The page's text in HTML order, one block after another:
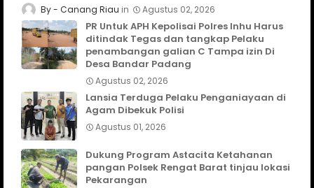
Canang Riau Agustus 02, 2026
PR Untuk APH Kepolisai Polres Inhu Harus
ditindak Tegas dan tangkap Pelaku
penambangan galian C Tampa izin Di
Desa Bandar Padang
Agustus 02, 2026
Lansia Terduga Pelaku Penganiayaan di
Agam Dibekuk Polisi
Agustus 01, 2026
Dukung Program Astacita Ketahanan
pangan Polsek Rengat Barat tinjau lokasi
Pekarangan